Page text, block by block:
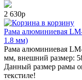
2 630р
в корзину
Рама алюминиевая
1.8 мм)
Рама алюминиевая
мм, внешний размер:
Данный размер рамы
текстиле!